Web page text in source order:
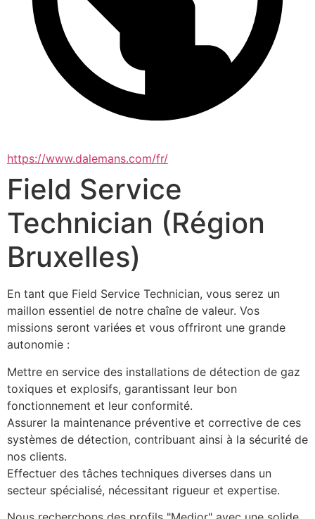
https://www.dalemans.com/fr/
Field Service
Technician (Région
Bruxelles)
En tant que Field Service Technician, vous serez un
maillon essentiel de notre chaîne de valeur. Vos
missions seront variées et vous offriront une grande
autonomie :
Mettre en service des installations de détection de gaz
toxiques et explosifs, garantissant leur bon
fonctionnement et leur conformité.
Assurer la maintenance préventive et corrective de ces
systèmes de détection, contribuant ainsi à la sécurité de
nos clients.
Effectuer des tâches techniques diverses dans un
secteur spécialisé, nécessitant rigueur et expertise.